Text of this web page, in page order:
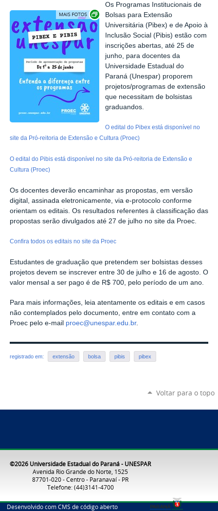
Exibir carrossel de imagens
Os Programas Institucionais de
Bolsas para Extensão
Universitária (Pibex) e de Apoio à
Inclusão Social (Pibis) estão com
inscrições abertas, até 25 de
junho, para docentes da
Universidade Estadual do
Paraná (Unespar) proporem
projetos/programas de extensão
que necessitam de bolsistas
graduandos.
O edital do Pibex está disponível no
site da Pró-reitoria de Extensão e Cultura (Proec)
O edital do Pibis está disponível no site da Pró-reitoria de Extensão e
Cultura (Proec)
Os docentes deverão encaminhar as propostas, em versão
digital, assinada eletronicamente, via e-protocolo conforme
orientam os editais. Os resultados referentes à classificação das
propostas serão divulgados até 27 de julho no site da Proec.
Confira todos os editais no site da Proec
Estudantes de graduação que pretendem ser bolsistas desses
projetos devem se inscrever entre 30 de julho e 16 de agosto. O
valor mensal a ser pago é de R$ 700, pelo período de um ano.
Para mais informações, leia atentamente os editais e em casos
não contemplados pelo documento, entre em contato com a
Proec pelo e-mail proec@unespar.edu.br.
registrado em: extensão bolsa pibis pibex
Voltar para o topo
©2026 Universidade Estadual do Paraná - UNESPAR
Avenida Rio Grande do Norte, 1525
87701-020 - Centro - Paranavaí - PR
Telefone: (44)3141-4700
Desenvolvido com CMS de código aberto